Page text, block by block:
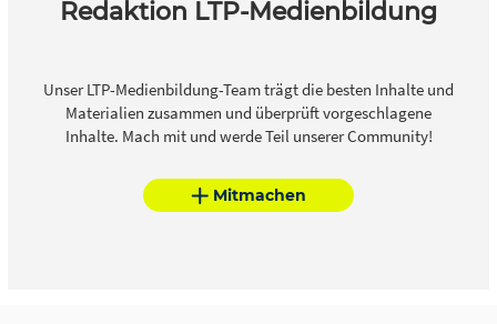
Redaktion LTP-Medienbildung
Unser LTP-Medienbildung-Team trägt die besten Inhalte und
Materialien zusammen und überprüft vorgeschlagene
Inhalte. Mach mit und werde Teil unserer Community!
Mitmachen